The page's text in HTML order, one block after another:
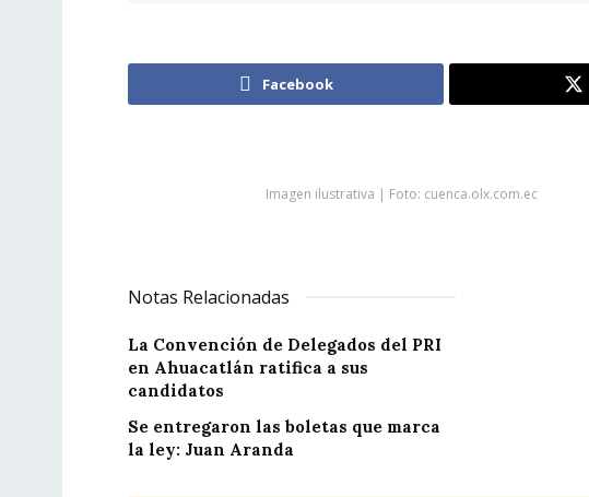
Facebook
Imagen ilustrativa | Foto: cuenca.olx.com.ec
Notas Relacionadas
La Convención de Delegados del PRI
en Ahuacatlán ratifica a sus
candidatos
Se entregaron las boletas que marca
la ley: Juan Aranda